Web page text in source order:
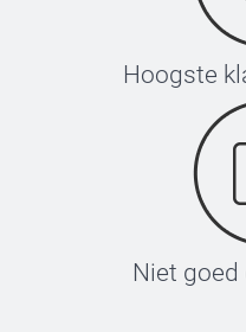
Hoogste
Niet